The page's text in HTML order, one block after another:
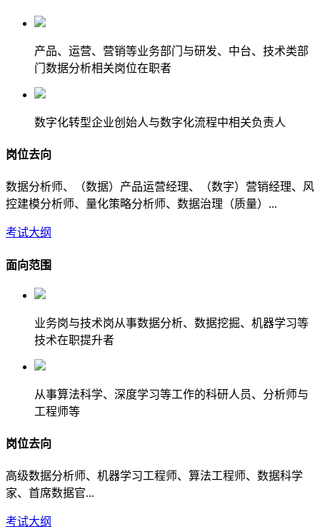
产品、运营、营销等业务部门与研发、中台、技术类部
门数据分析相关岗位在职者
数字化转型企业创始人与数字化流程中相关负责人
岗位去向
数据分析师、（数据）产品运营经理、（数字）营销经理、风
控建模分析师、量化策略分析师、数据治理（质量）...
考试大纲
面向范围
业务岗与技术岗从事数据分析、数据挖掘、机器学习等
技术在职提升者
从事算法科学、深度学习等工作的科研人员、分析师与
工程师等
岗位去向
高级数据分析师、机器学习工程师、算法工程师、数据科学
家、首席数据官...
考试大纲